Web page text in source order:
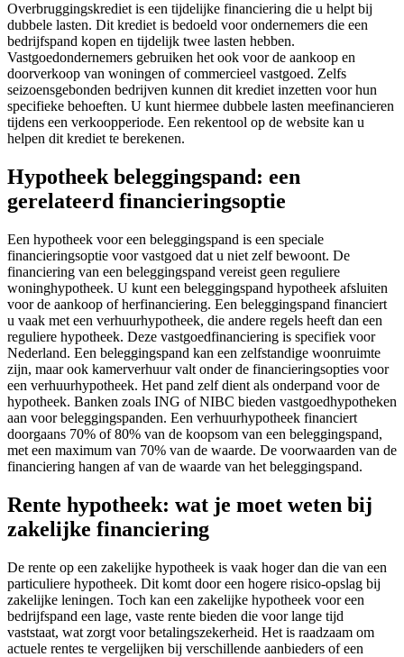
Overbruggingskrediet is een tijdelijke financiering die u helpt bij
dubbele lasten. Dit krediet is bedoeld voor ondernemers die een
bedrijfspand kopen en tijdelijk twee lasten hebben.
Vastgoedondernemers gebruiken het ook voor de aankoop en
doorverkoop van woningen of commercieel vastgoed. Zelfs
seizoensgebonden bedrijven kunnen dit krediet inzetten voor hun
specifieke behoeften. U kunt hiermee dubbele lasten meefinancieren
tijdens een verkoopperiode. Een rekentool op de website kan u
helpen dit krediet te berekenen.
Hypotheek beleggingspand: een
gerelateerd financieringsoptie
Een hypotheek voor een beleggingspand is een speciale
financieringsoptie voor vastgoed dat u niet zelf bewoont. De
financiering van een beleggingspand vereist geen reguliere
woninghypotheek. U kunt een beleggingspand hypotheek afsluiten
voor de aankoop of herfinanciering. Een beleggingspand financiert
u vaak met een verhuurhypotheek, die andere regels heeft dan een
reguliere hypotheek. Deze vastgoedfinanciering is specifiek voor
Nederland. Een beleggingspand kan een zelfstandige woonruimte
zijn, maar ook kamerverhuur valt onder de financieringsopties voor
een verhuurhypotheek. Het pand zelf dient als onderpand voor de
hypotheek. Banken zoals ING of NIBC bieden vastgoedhypotheken
aan voor beleggingspanden. Een verhuurhypotheek financiert
doorgaans 70% of 80% van de koopsom van een beleggingspand,
met een maximum van 70% van de waarde. De voorwaarden van de
financiering hangen af van de waarde van het beleggingspand.
Rente hypotheek: wat je moet weten bij
zakelijke financiering
De rente op een zakelijke hypotheek is vaak hoger dan die van een
particuliere hypotheek. Dit komt door een hogere risico-opslag bij
zakelijke leningen. Toch kan een zakelijke hypotheek voor een
bedrijfspand een lage, vaste rente bieden die voor lange tijd
vaststaat, wat zorgt voor betalingszekerheid. Het is raadzaam om
actuele rentes te vergelijken bij verschillende aanbieders of een